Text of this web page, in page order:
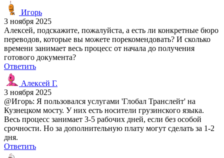
Игорь
3 ноября 2025
Алексей, подскажите, пожалуйста, а есть ли конкретные бюро
переводов, которые вы можете порекомендовать? И сколько
времени занимает весь процесс от начала до получения
готового документа?
Ответить
Алексей Г.
3 ноября 2025
@Игорь: Я пользовался услугами 'Глобал Транслейт' на
Кузнецком мосту. У них есть носители грузинского языка.
Весь процесс занимает 3-5 рабочих дней, если без особой
срочности. Но за дополнительную плату могут сделать за 1-2
дня.
Ответить